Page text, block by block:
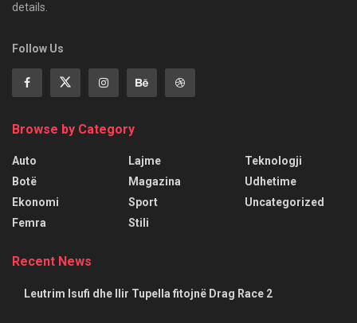
details.
Follow Us
Browse by Category
Auto
Botë
Ekonomi
Femra
Lajme
Magazina
Sport
Stili
Teknologji
Udhetime
Uncategorized
Recent News
Leutrim Isufi dhe Ilir Tupella fitojnë Drag Race 2